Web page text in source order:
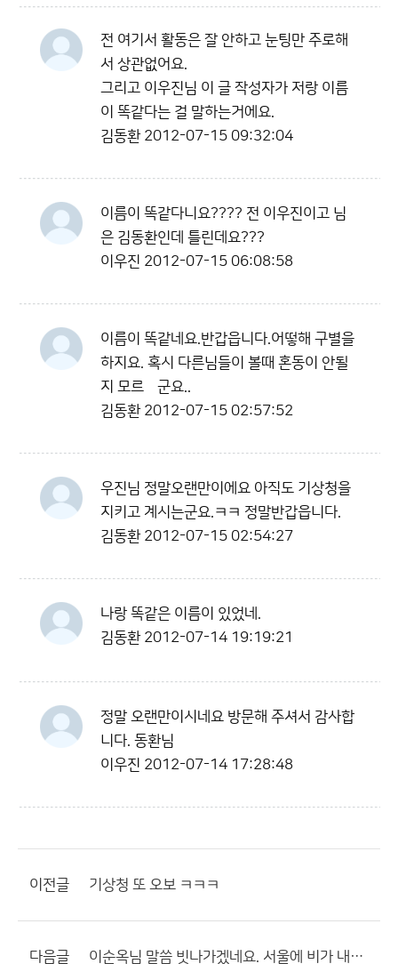
전 여기서 활동은 잘 안하고 눈팅만 주로해
서 상관없어요.
그리고 이우진님 이 글 작성자가 저랑 이름
이 똑같다는 걸 말하는거에요.
김동환 2012-07-15 09:32:04
이름이 똑같다니요???? 전 이우진이고 님
은 김동환인데 틀린데요???
이우진 2012-07-15 06:08:58
이름이 똑같네요.반갑읍니다.어떻해 구별을
하지요. 혹시 다른님들이 볼때 혼동이 안될
지 모르곘군요..
김동환 2012-07-15 02:57:52
우진님 정말오랜만이에요 아직도 기상청을
지키고 계시는군요.ㅋㅋ 정말반갑읍니다.
김동환 2012-07-15 02:54:27
나랑 똑같은 이름이 있었네.
김동환 2012-07-14 19:19:21
정말 오랜만이시네요 방문해 주셔서 감사합
니다. 동환님
이우진 2012-07-14 17:28:48
이전글 기상청 또 오보 ㅋㅋㅋ
다음글 이순옥님 말씀 빗나가겠네요. 서울에 비가 내릴듯 선희님 말대로